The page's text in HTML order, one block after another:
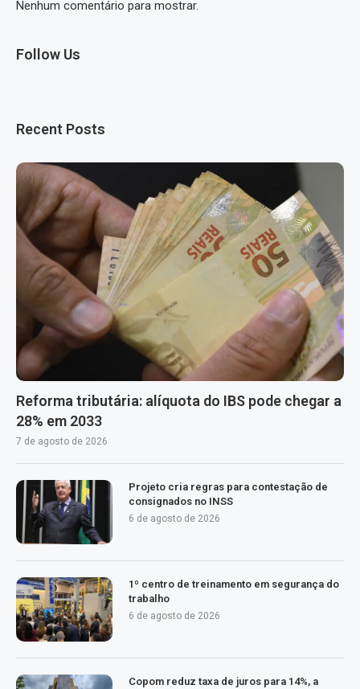
Nenhum comentário para mostrar.
Follow Us
Recent Posts
Reforma tributária: alíquota do IBS pode chegar a
28% em 2033
7 de agosto de 2026
Projeto cria regras para contestação de
consignados no INSS
6 de agosto de 2026
1º centro de treinamento em segurança do
trabalho
6 de agosto de 2026
Copom reduz taxa de juros para 14%, a